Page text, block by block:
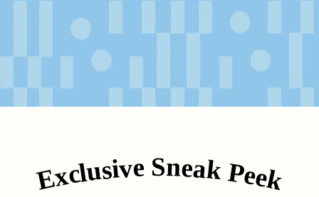
Exclusive Sneak Peek